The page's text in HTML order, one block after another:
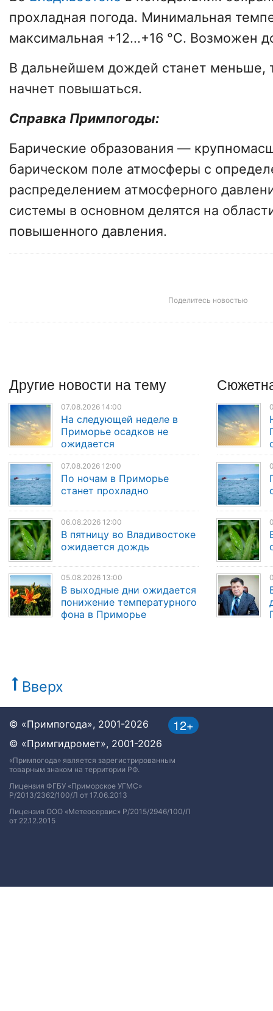
прохладная погода. Минимальная
максимальная +12...+16 °С. Возможен
В дальнейшем дождей станет меньше,
начнет повышаться.
Справка Примпогоды:
Барические образования —
барическом поле атмосферы с
распределением атмосферного
системы в основном делятся на
повышенного давления.
Поделитесь новостью
Другие новости на тему
07.08.2026 14:00
На следующей неделе в
Приморье осадков не
ожидается
07.08.2026 12:00
По ночам в Приморье
станет прохладно
06.08.2026 12:00
В пятницу во Владивостоке
ожидается дождь
05.08.2026 13:00
В выходные дни ожидается
понижение температурного
фона в Приморье
Вверх
12+
© «Примпогода», 2001-2026
© «Примгидромет», 2001-2026
«Примпогода» является зарегистрированным
товарным знаком на территории РФ.
Лицензия ФГБУ «Приморское УГМС»
Р/2013/2362/100/Л от 17.06.2013
Лицензия ООО «Метеосервис» Р/2015/2946/100/Л
от 22.12.2015